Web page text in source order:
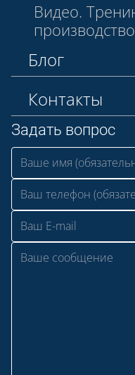
Видео.
Блог
Контакты
Задать вопрос